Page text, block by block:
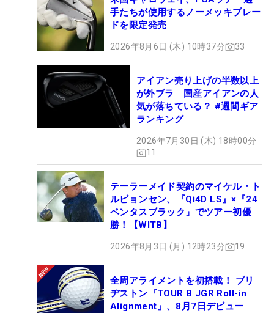
手たちが使用するノーメッキブレー
ドを限定発売
2026年8月6日 (木) 10時37分 33
アイアン売り上げの半数以上
が外ブラ 国産アイアンの人
気が落ちている？ #週間ギア
ランキング
2026年7月30日 (木) 18時00分
11
テーラーメイド契約のマイケル・ト
ルビョンセン、『Qi4D LS』×『24
ベンタスブラック』でツアー初優
勝！【WITB】
2026年8月3日 (月) 12時23分 19
全周アライメントを初搭載！ ブリ
ヂストン『TOUR B JGR Roll-in
Alignment』、8月7日デビュー